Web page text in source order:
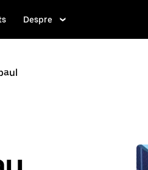
Despre